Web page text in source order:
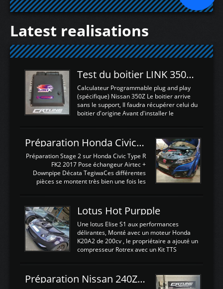
Latest realisations
Test du boitier LINK 350Z Plugin ECU
Calculateur Programmable plug and play
(spécifique) Nissan 350Z Le boitier arrive
sans le support, Il faudra récupérer celui du
boitier d'origine Avant d'installer le
d'envoyer l'information de la large bande
dans le boitier. sydney sweeney deepfake
La sortie 0-5V de l'afr sera connectée sur
l'entrée AN Volt 8 et GndAN pour
Analogique, et Volt car l'information est une
tension (Pas une résistance variable d'un
est temps de brancher le ...
Préparation Honda Civic Type R FK2
Préparation Stage 2 sur Honda Civic Type R
FK2 2017 Pose échangeur Airtec +
Downpipe Décata TegiwaCes différentes
pièces se montent très bien une fois les
légere découpe du plastique inferieur,
negénant en rien la structure ou le
fonctionnement du fond plat. Une
reprogrammation Stage 2 est faite sur le
calculateur d'origine. Une alternative
économique au passage sur Hondata
d'origine 310cv et 400Nn , Une fois
reprogrammé et les ...
Lotus Hot Purpple
Une lotus Elise S1 aux performances
délirantes, Monté avec un moteur Honda
K20A2 de 200cv , le propriétaire a ajouté un
compresseur Rotrex avec un Kit TTS
d'augmenter la puissance de son moteur:
un watercooler a été ajouté. 300Cv sans
Préparation Nissan 240Z SR20DET